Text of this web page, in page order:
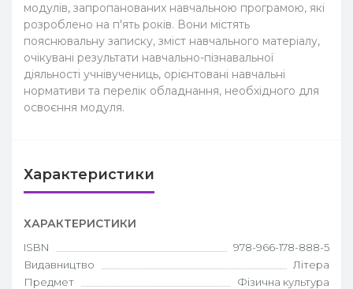
модулів, запропанованих навчальною програмою, які
розроблено на п'ять років. Вони містять
пояснювальну записку, зміст навчального матеріалу,
очікувані результати навчально-пізнавальної
діяльності учнівучениць, орієнтовані навчальні
нормативи та перелік обладнання, необхідного для
освоєння модуля.
Характеристики
ХАРАКТЕРИСТИКИ
ISBN
978-966-178-888-5
Видавництво
Літера
Предмет
Фізична культура